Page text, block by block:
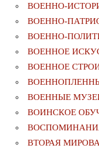
ВОЕННО-
ВОЕННО-
ВОЕННО-
ВОЕННОЕ
ВОЕННОЕ
ВОЕННЫЕ
ВОИНСКОЕ
ВТОРАЯ